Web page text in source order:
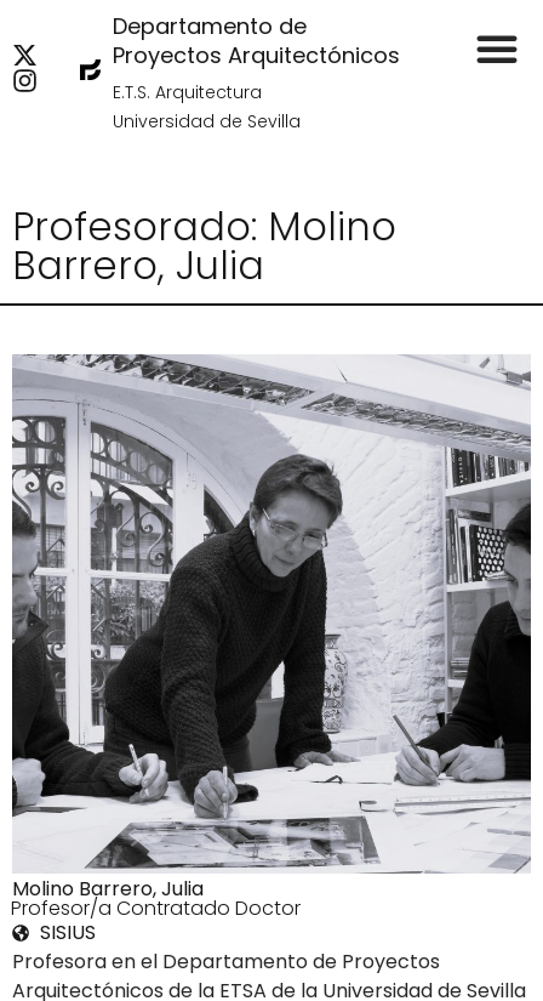
Departamento de
Proyectos Arquitectónicos
E.T.S. Arquitectura
Universidad de Sevilla
Profesorado: Molino
Barrero, Julia
Profesora en el Departamento de Proyectos
Arquitectónicos de la ETSA de la Universidad de Sevilla
Molino Barrero, Julia
3Profesor/a Contratado Doctor
SISIUS